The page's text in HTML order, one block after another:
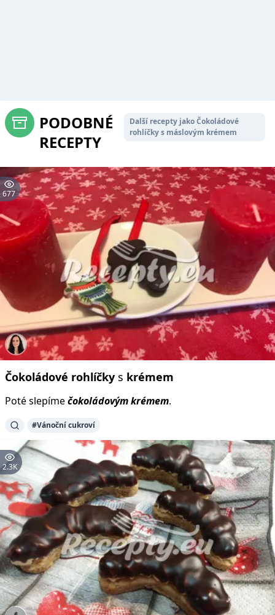
PODOBNÉ
RECEPTY
Další recepty jako Čokoládové
rohlíčky s máslovým krémem
677
Čokoládové rohlíčky s krémem
Poté slepímečokoládovýmkrémem.
#Vánoční cukroví
2.3K